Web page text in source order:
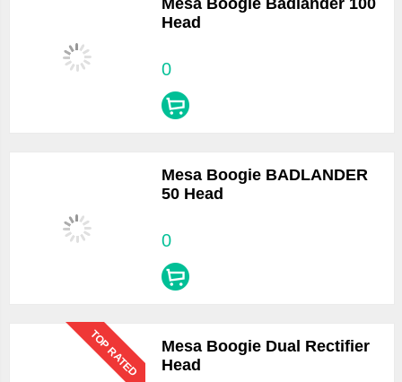
Mesa Boogie Badlander 100
Head
0
Mesa Boogie BADLANDER
50 Head
0
TOP RATED
Mesa Boogie Dual Rectifier
Head